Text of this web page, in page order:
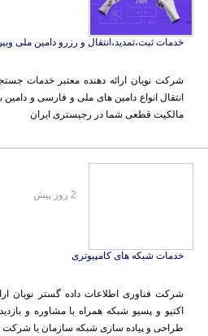
خدمات ثبت،تمدید،انتقال و رزرو دامین ملی
شرکت نویان ارائه دهنده معتبر خدمات
انتقال انواع دامین های ملی و فارسی و دامین
مالکیت قطعی شما در رجیستری ایران
خدمات شبکه های کامپیوتری
شرکت فناوری اطلاعات داده گستر نویان
اکتیو و پسیو شبکه همراه با مشاوره و
طراحی و پیاده سازی شبکه سازمان یا شرکت
2 روز پیش